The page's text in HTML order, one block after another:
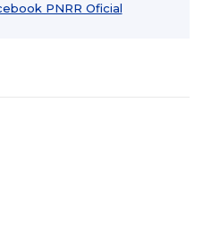
PNRR Oficial